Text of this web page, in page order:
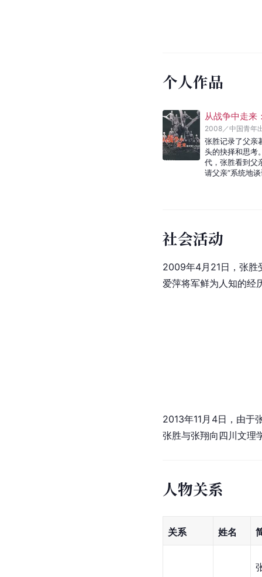
个人作品
从战争中走来
2008／中国青年
张胜记录了父亲
头的抉择和思考
代，张胜看到父
请父亲“系统地
社会活动
2009年4月21日，张胜
爱萍将军鲜为人知的经
2013年11月4日，由于
张胜与张翔向四川文理
人物关系
关系 姓名